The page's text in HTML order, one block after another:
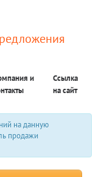
и
Ссылка
на сайт
на данную
продажи